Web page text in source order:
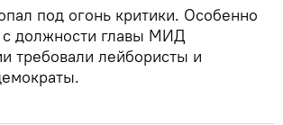
под огонь критики. Особенно
с должности главы МИД
требовали лейбористы и